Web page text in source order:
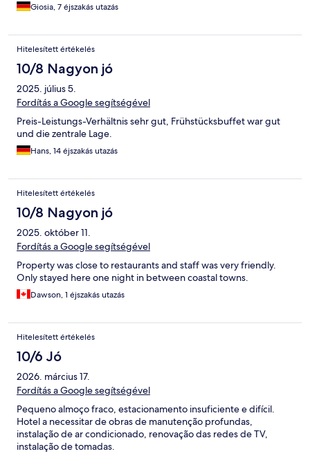
Giosia, 7 éjszakás utazás
Hitelesített értékelés
10/8 Nagyon jó
2025. július 5.
Fordítás a Google segítségével
Preis-Leistungs-Verhältnis sehr gut, Frühstücksbuffet war gut
und die zentrale Lage.
Hans, 14 éjszakás utazás
Hitelesített értékelés
10/8 Nagyon jó
2025. október 11.
Fordítás a Google segítségével
Property was close to restaurants and staff was very friendly.
Only stayed here one night in between coastal towns.
Dawson, 1 éjszakás utazás
Hitelesített értékelés
10/6 Jó
2026. március 17.
Fordítás a Google segítségével
Pequeno almoço fraco, estacionamento insuficiente e difícil.
Hotel a necessitar de obras de manutenção profundas,
instalação de ar condicionado, renovação das redes de TV,
instalação de tomadas.